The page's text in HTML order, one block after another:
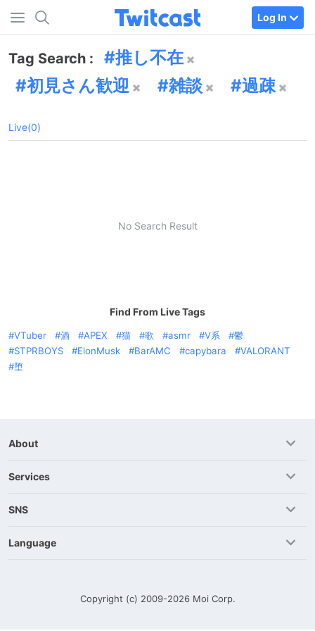
Log In
Tag Search :
推し不在
初見さん歓迎
雑談 過疎
Live(0)
No Search Result
Find From Live Tags
VTuber 酒 APEX 猫 歌 asmr V系
鬱
STPRBOYS
ElonMusk BarAMC capybara
VALORANT
堕
About
Services
SNS
Language
Copyright (c) 2009-2026 Moi Corp.